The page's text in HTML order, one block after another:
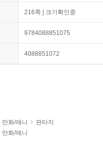
216쪽 | 크기확인중
9784088851075
4088851072
만화/애니
판타지
만화/애니